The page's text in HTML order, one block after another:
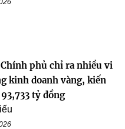
phủ chỉ ra nhiều vi
kinh doanh vàng, kiến
tỷ đồng